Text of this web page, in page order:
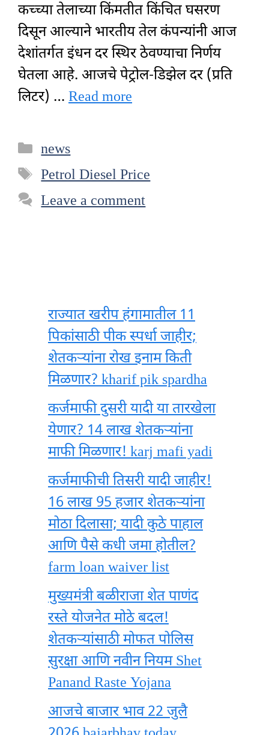
कच्च्या तेलाच्या किंमतीत किंचित घसरण
दिसून आल्याने भारतीय तेल कंपन्यांनी आज
देशांतर्गत इंधन दर स्थिर ठेवण्याचा निर्णय
घेतला आहे. आजचे पेट्रोल-डिझेल दर (प्रति
लिटर) … Read more
Categories
news
Tags
Petrol Diesel Price
Leave a comment
राज्यात खरीप हंगामातील 11
पिकांसाठी पीक स्पर्धा जाहीर;
शेतकऱ्यांना रोख इनाम किती
मिळणार? kharif pik spardha
कर्जमाफी दुसरी यादी या तारखेला
येणार? 14 लाख शेतकऱ्यांना
माफी मिळणार! karj mafi yadi
कर्जमाफीची तिसरी यादी जाहीर!
16 लाख 95 हजार शेतकऱ्यांना
मोठा दिलासा; यादी कुठे पाहाल
आणि पैसे कधी जमा होतील?
farm loan waiver list
मुख्यमंत्री बळीराजा शेत पाणंद
रस्ते योजनेत मोठे बदल!
शेतकऱ्यांसाठी मोफत पोलिस
सुरक्षा आणि नवीन नियम Shet
Panand Raste Yojana
आजचे बाजार भाव 22 जुलै